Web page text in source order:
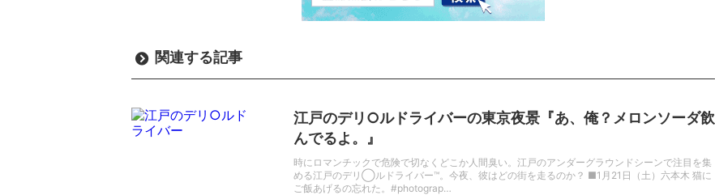
関連する記事
江戸のデリ○ルドライバーの東京夜景『あ、俺？メロンソーダ飲
んでるよ。』
時にロマンチックで危険で切なくどこか人間臭い。江戸のアンダーグラウンドシーンで注目を集
める江戸のデリ◯ルドライバー™️。今夜、彼はどの街を走るのか？ ■1月21日（土）六本木 猫に
ご飯あげるの忘れた。#photograp…